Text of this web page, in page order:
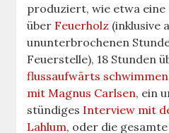
produziert, wie etwa eine
über Feuerholz (inklusive
ununterbrochenen
Feuerstelle), 18 Stunden
flussaufwärts schwimmen
mit Magnus Carlsen, ein
stündiges Interview mit
Lahlum, oder die gesamte